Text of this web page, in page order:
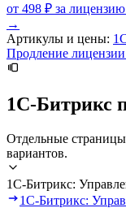
от 498 ₽ за
→
Артикулы и цены:
Продление
1С-Битрикс
Отдельные
вариантов.
1С-Битрикс:
1С-Битрикс: